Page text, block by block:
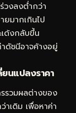
วงลงต่ำกว่า
ยมากเกินไป
ด้งกลับขึ้น
ดัชนีอาจค้างอยู่
นแปลงราคา
รวมผลต่างของ
าเดิม เพื่อหาค่า